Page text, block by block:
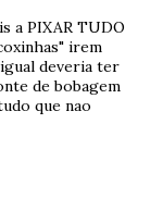
a PIXAR TUDO
irem
deveria ter
de bobagem
que nao